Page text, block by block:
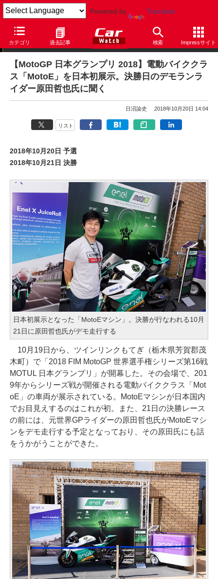
Powered by Translate
カテゴリ 過去記事 検索 Impressサイト
ニュース
【MotoGP 日本グランプリ 2018】電動バイククラ
ス「MotoE」を日本初展示。決勝日のデモランラ
イダー原田哲也氏に聞く
日沼諭史 2018年10月20日 14:04
リスト
2018年10月20日 予選
2018年10月21日 決勝
日本初展示となった「MotoEマシン」。決勝が行なわれる10月
21日に原田哲也氏がデモ走行する
10月19日から、ツインリンクもてぎ（栃木県芳賀郡茂
木町）で「2018 FIM MotoGP 世界選手権シリーズ第16戦
MOTUL 日本グランプリ」が開幕した。その会場で、201
9年からシリーズ戦が開催される電動バイククラス「Mot
oE」の車両が展示されている。MotoEマシンが日本国内
でお目見えするのはこれが初。また、21日の決勝レース
の前には、元世界GPライダーの原田哲也氏がMotoEマシ
ンをデモ走行する予定となっており、その原田氏にも話
をうかがうことができた。